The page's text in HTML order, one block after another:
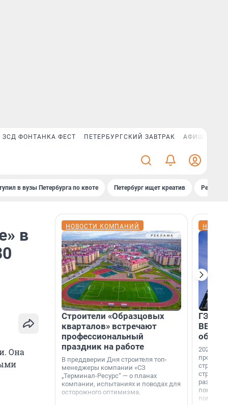
ЗСД ФОНТАНКА ФЕСТ ПЕТЕРБУРГСКИЙ ЗАВТРАК АФИША PLUS
в вузы Петербурга по квоте Петербург ищет креатив
в
Она
НОВОСТИ КОМПАНИЙ
Строители «Образцовых
кварталов» встречают
профессиональный
праздник на работе
В преддверии Дня строителя топ-
менеджеры компании «СЗ
„Терминал-Ресурс“ — о планах
компании, испытаниях и поводах для
осторожного оптимизма.
ГЭС,
ВВП: в
об
2026-й —
раз. В